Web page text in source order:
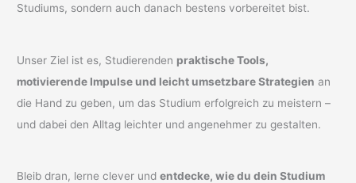
Studiums, sondern auch danach bestens vorbereitet bist.
Unser Ziel ist es, Studierenden praktische Tools,
motivierende Impulse und leicht umsetzbare Strategien an
die Hand zu geben, um das Studium erfolgreich zu meistern –
und dabei den Alltag leichter und angenehmer zu gestalten.
Bleib dran, lerne clever undentdecke, wie du dein Studium